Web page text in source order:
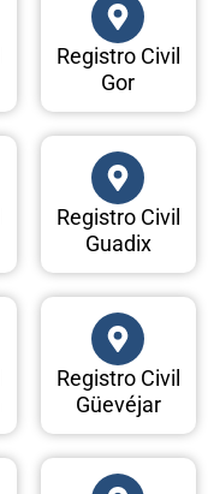
Registro Civil
Gor
Registro Civil
Guadix
Registro Civil
Güevéjar